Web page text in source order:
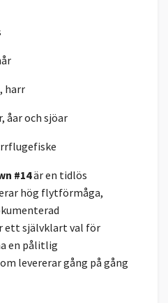
harr
åar och sjöar
#14är en tidlös
hög flytförmåga,
ett självklart val för
en pålitlig
levererar gång på gång